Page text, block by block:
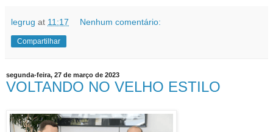
legrug at 11:17 Nenhum comentário:
Compartilhar
segunda-feira, 27 de março de 2023
VOLTANDO NO VELHO ESTILO